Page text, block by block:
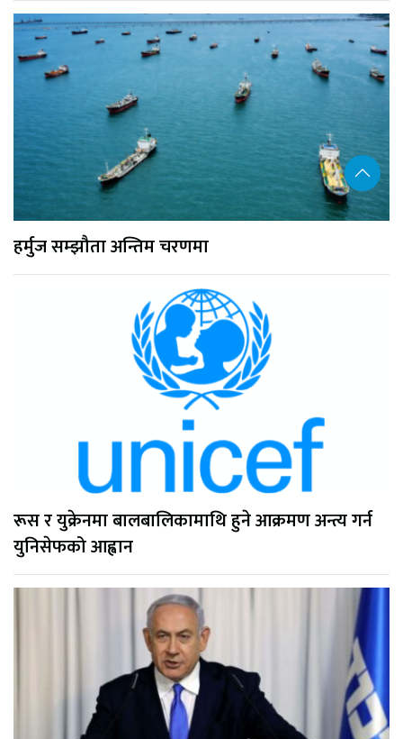
हर्मुज सम्झौता अन्तिम चरणमा
रूस र युक्रेनमा बालबालिकामाथि हुने आक्रमण अन्त्य गर्न
युनिसेफको आह्वान